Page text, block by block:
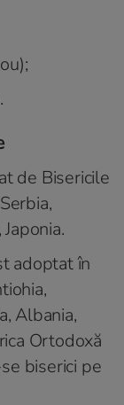
de Bisericile
adoptat în
Albania,
Ortodoxă
biserici pe